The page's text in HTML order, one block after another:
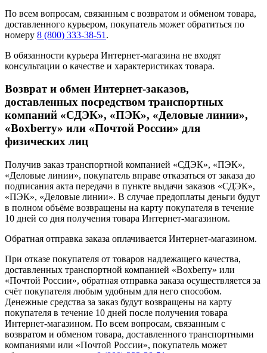
По всем вопросам, связанным с возвратом и обменом товара,
доставленного курьером, покупатель может обратиться по
номеру 8 (800) 333-38-51 .
В обязанности курьера Интернет-магазина не входят
консультации о качестве и характеристиках товара.
Возврат и обмен Интернет-заказов,
доставленных посредством транспортных
компаний «СДЭК», «ПЭК», «Деловые линии»,
«Boxberry» или «Почтой России» для
физических лиц
Получив заказ транспортной компанией «СДЭК», «ПЭК»,
«Деловые линии», покупатель вправе отказаться от заказа до
подписания акта передачи в пункте выдачи заказов «СДЭК»,
«ПЭК», «Деловые линии». В случае предоплаты деньги будут
в полном объёме возвращены на карту покупателя в течение
10 дней со дня получения товара Интернет-магазином.
Обратная отправка заказа оплачивается Интернет-магазином.
При отказе покупателя от товаров надлежащего качества,
доставленных транспортной компанией «Boxberry» или
«Почтой России», обратная отправка заказа осуществляется за
счёт покупателя любым удобным для него способом.
Денежные средства за заказ будут возвращены на карту
покупателя в течение 10 дней после получения товара
Интернет-магазином. По всем вопросам, связанным с
возвратом и обменом товара, доставленного транспортными
компаниями или «Почтой России», покупатель может